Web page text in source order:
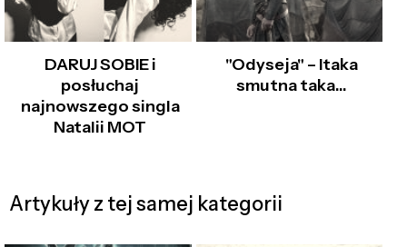
DARUJ SOBIE i
posłuchaj
najnowszego singla
Natalii MOT
"Odyseja" – Itaka
smutna taka…
Artykuły z tej samej kategorii